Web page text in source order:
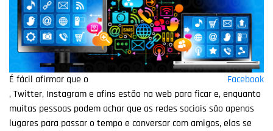
É fácil afirmar que o
Facebook
, Twitter, Instagram e afins estão na web para ficar e, enquanto
muitas pessoas podem achar que as redes sociais são apenas
lugares para passar o tempo e conversar com amigos, elas se